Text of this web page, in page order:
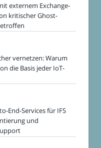
externem Exchange-
kritischer Ghost-
vernetzen: Warum
die Basis jeder IoT-
End-Services für IFS
und